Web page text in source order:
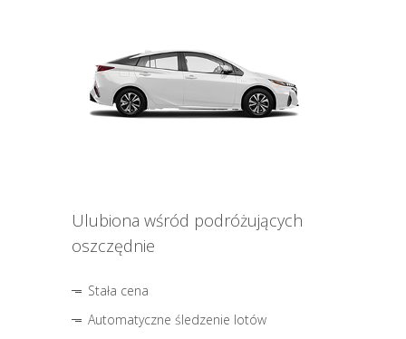
Ulubiona wśród podróżujących
oszczędnie
Stała cena
Automatyczne śledzenie lotów